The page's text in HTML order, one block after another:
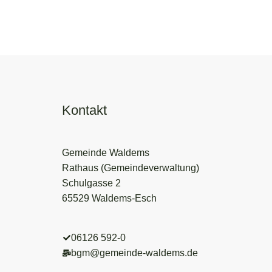
Kontakt
Gemeinde Waldems
Rathaus (Gemeindeverwaltung)
Schulgasse 2
65529 Waldems-Esch
06126 592-0
bgm@gemeinde-waldems.de